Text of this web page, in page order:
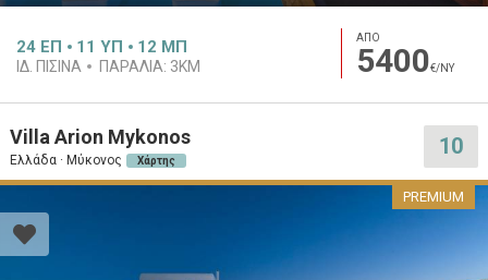
24 ΕΠ 11 ΥΠ 12 ΜΠ
ΙΔ. ΠΙΣΊΝΑ ΠΑΡΑΛΊΑ: 3KM
ΑΠΟ
5400€/ΝΥ
Villa Arion Mykonos
Ελλάδα · Μύκονος Χάρτης
10
PREMIUM